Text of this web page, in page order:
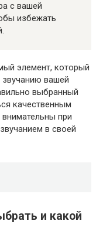
с вашей
избежать
элемент, который
вашей
выбранный
качественным
при
в своей
и какой